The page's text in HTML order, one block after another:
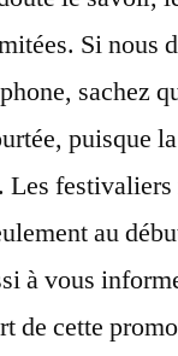
Si nous
sachez
puisque
festivaliers
au
à vous
de cette